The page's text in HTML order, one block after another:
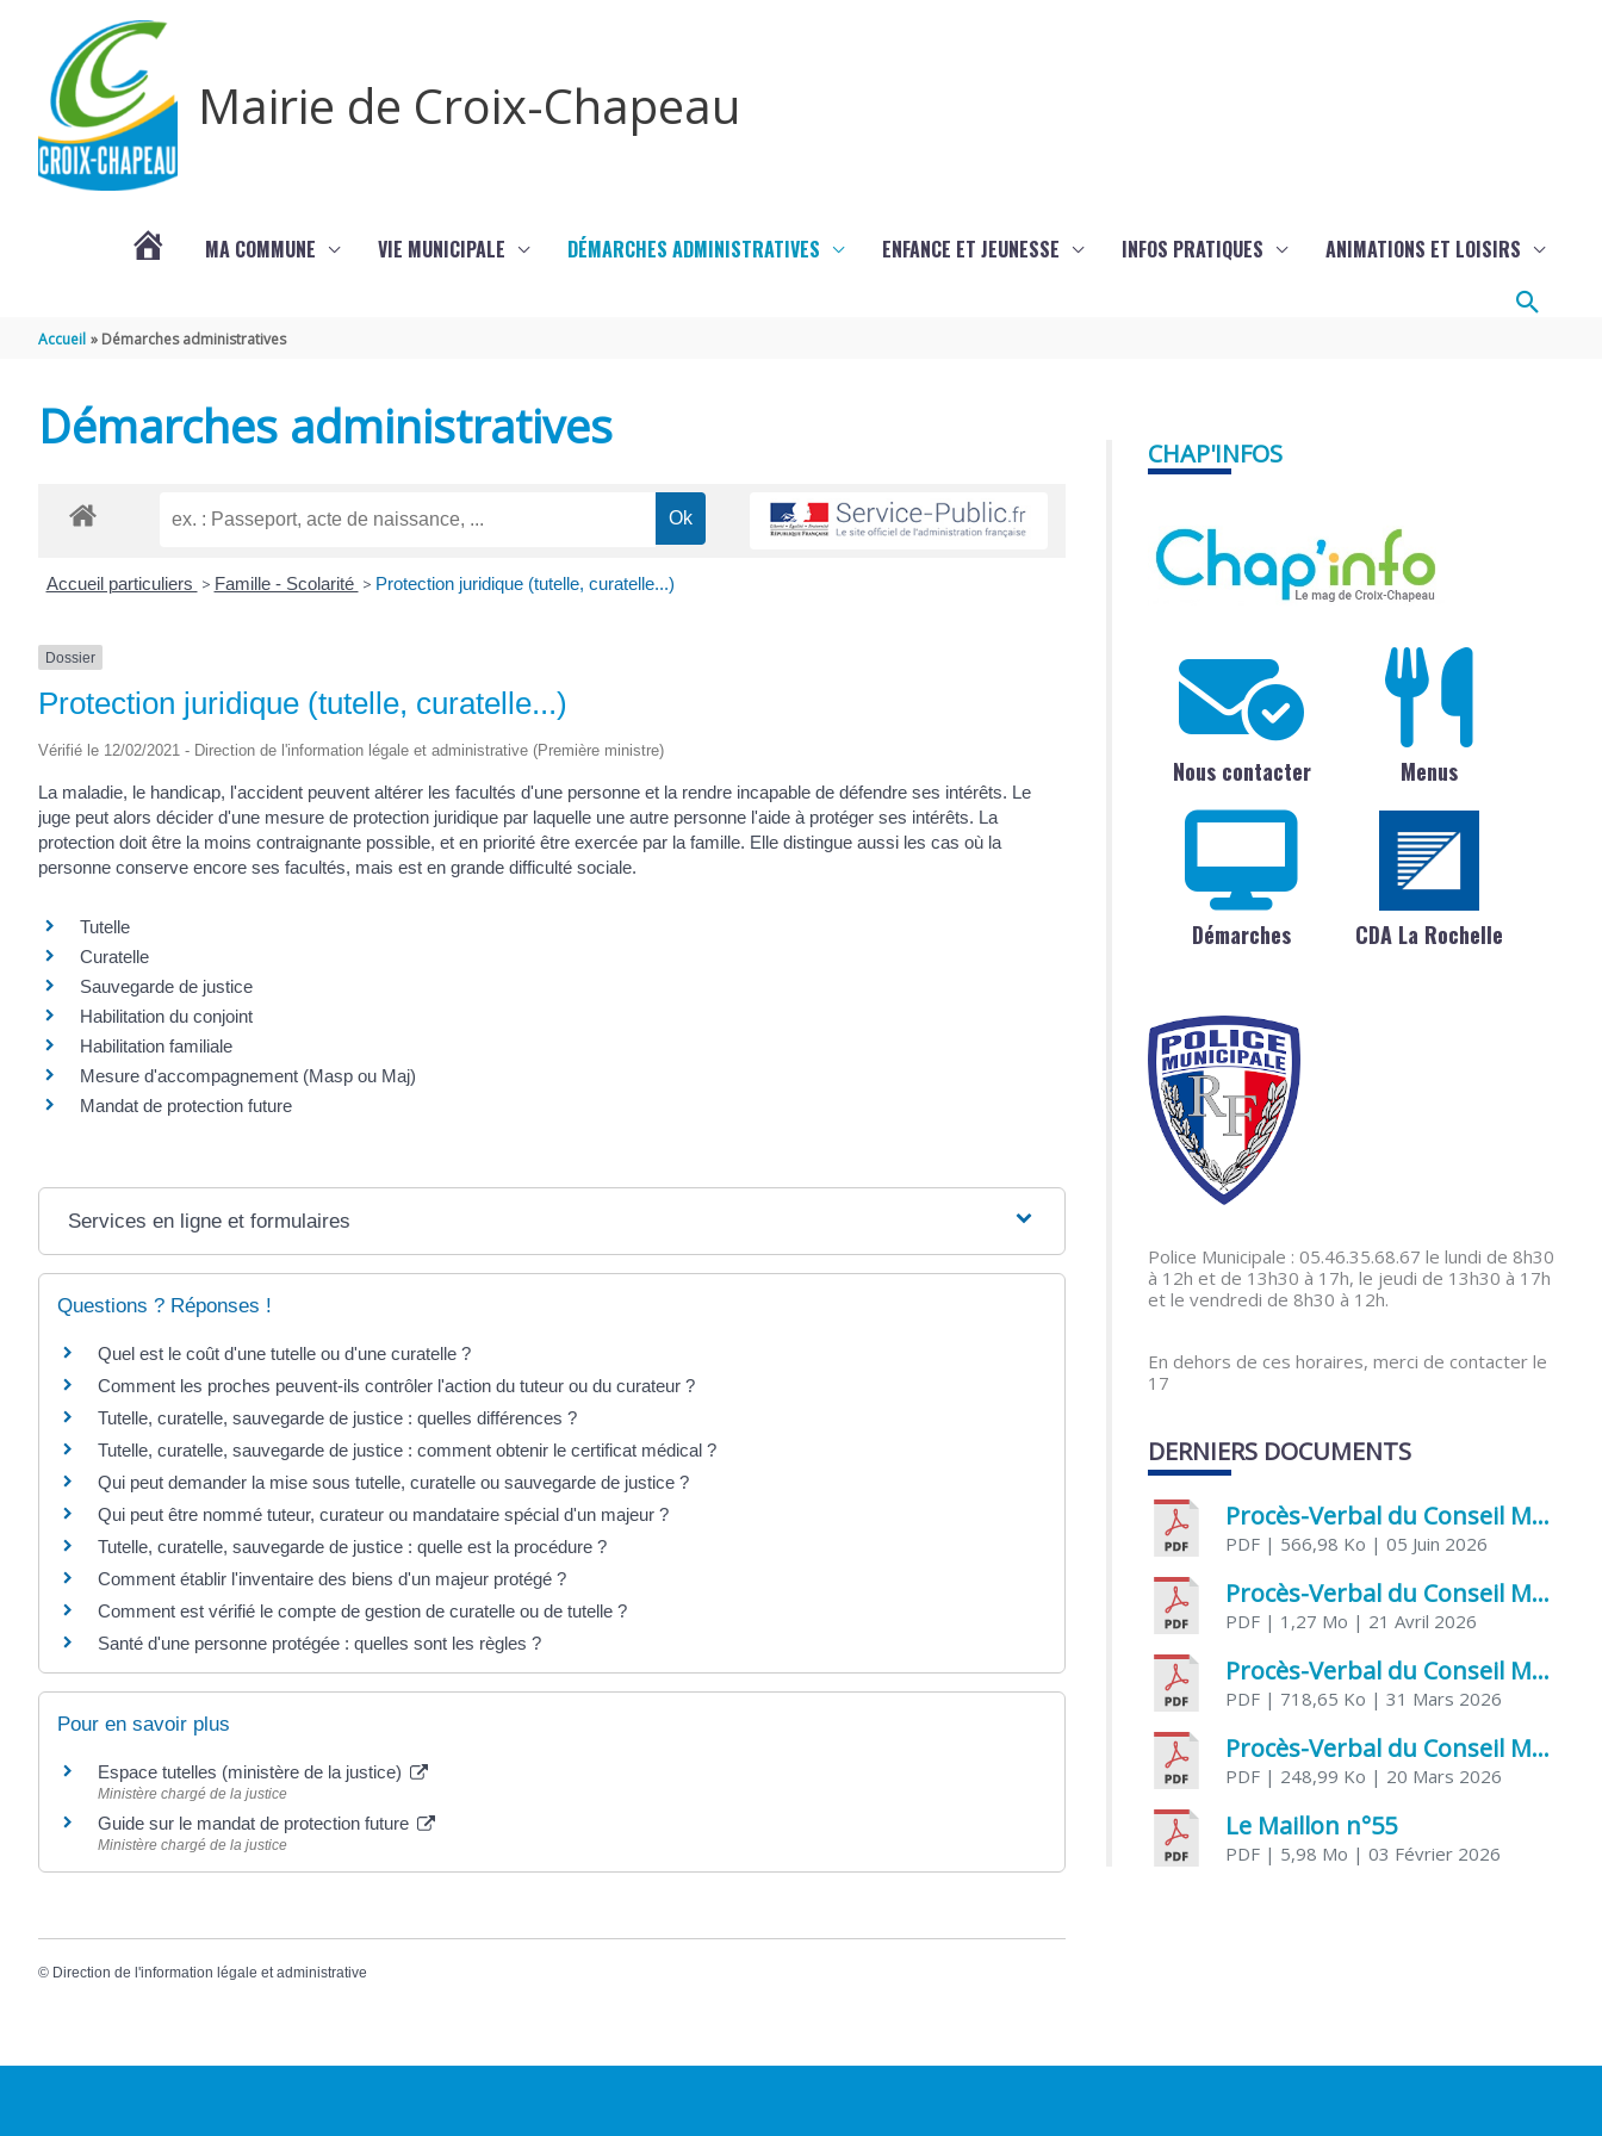
Mairie de Croix-Chapeau
MA COMMUNE VIE MUNICIPALE DÉMARCHES ADMINISTRATIVES ENFANCE ET JEUNESSE INFOS PRATIQUES ANIMATIONS ET LOISIRS
Accueil Démarches administratives
Démarches administratives
Accueil particuliers > Famille - Scolarité > Protection juridique (tutelle, curatelle...)
Dossier
Protection juridique (tutelle, curatelle...)
Vérifié le 12/02/2021 - Direction de l'information légale et administrative (Première ministre)
La maladie, le handicap, l'accident peuvent altérer les facultés d'une personne et la rendre incapable de défendre ses intérêts. Le
juge peut alors décider d'une mesure de protection juridique par laquelle une autre personne l'aide à protéger ses intérêts. La
protection doit être la moins contraignante possible, et en priorité être exercée par la famille. Elle distingue aussi les cas où la
personne conserve encore ses facultés, mais est en grande difficulté sociale.
Tutelle
Curatelle
Sauvegarde de justice
Habilitation du conjoint
Habilitation familiale
Mesure d'accompagnement (Masp ou Maj)
Mandat de protection future
Services en ligne et formulaires
Questions ? Réponses !
Quel est le coût d'une tutelle ou d'une curatelle ?
Comment les proches peuvent-ils contrôler l'action du tuteur ou du curateur ?
Tutelle, curatelle, sauvegarde de justice : quelles différences ?
Tutelle, curatelle, sauvegarde de justice : comment obtenir le certificat médical ?
Qui peut demander la mise sous tutelle, curatelle ou sauvegarde de justice ?
Qui peut être nommé tuteur, curateur ou mandataire spécial d'un majeur ?
Tutelle, curatelle, sauvegarde de justice : quelle est la procédure ?
Comment établir l'inventaire des biens d'un majeur protégé ?
Comment est vérifié le compte de gestion de curatelle ou de tutelle ?
Santé d'une personne protégée : quelles sont les règles ?
Pour en savoir plus
Espace tutelles (ministère de la justice)
Ministère chargé de la justice
Guide sur le mandat de protection future
Ministère chargé de la justice
© Direction de l'information légale et administrative
CHAP'INFOS
Nous contacter Menus
Démarches CDA La Rochelle
Police Municipale : 05.46.35.68.67 le lundi de 8h30
à 12h et de 13h30 à 17h, le jeudi de 13h30 à 17h
et le vendredi de 8h30 à 12h.
En dehors de ces horaires, merci de contacter le
17
DERNIERS DOCUMENTS
Procès-Verbal du Conseil Municipal du 5 juin 2026
PDF | 566,98 Ko | 05 Juin 2026
Procès-Verbal du Conseil Municipal du 21 avril 2026
PDF | 1,27 Mo | 21 Avril 2026
Procès-Verbal du Conseil Municipal du 31 mars 2026
PDF | 718,65 Ko | 31 Mars 2026
Procès-Verbal du Conseil Municipal du 20 mars 2026
PDF | 248,99 Ko | 20 Mars 2026
Le Maillon n°55
PDF | 5,98 Mo | 03 Février 2026